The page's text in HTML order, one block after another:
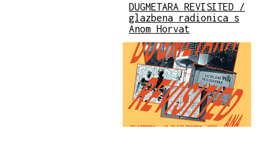
DUGMETARA REVISITED /
glazbena radionica s
Anom Horvat